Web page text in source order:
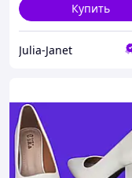
Купить
Julia-Janet